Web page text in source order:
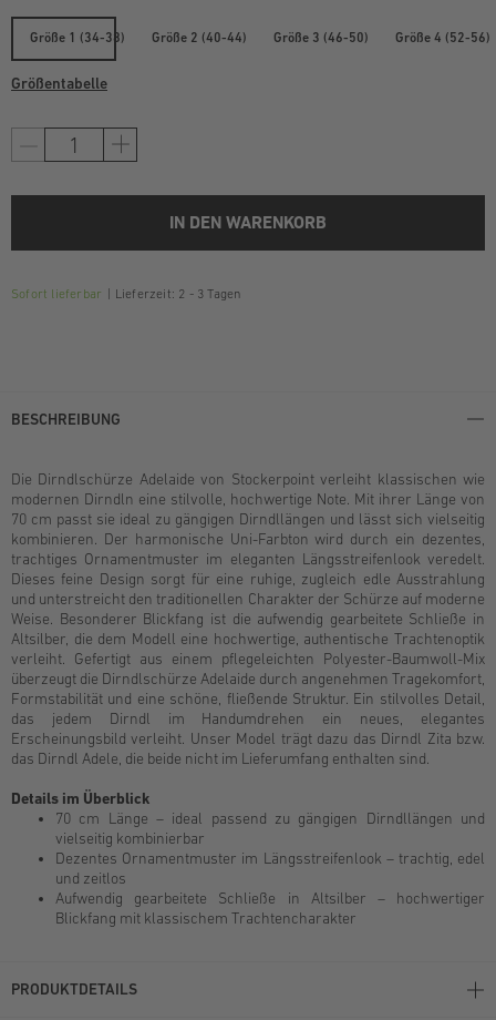
Größe 1 (34-38) Größe 2 (40-44) Größe 3 (46-50) Größe 4 (52-56)
Größentabelle
IN DEN WARENKORB
Sofort lieferbar Lieferzeit: 2 - 3 Tagen
BESCHREIBUNG
Die Dirndlschürze Adelaide von Stockerpoint verleiht klassischen wie
modernen Dirndln eine stilvolle, hochwertige Note. Mit ihrer Länge von
70 cm passt sie ideal zu gängigen Dirndllängen und lässt sich vielseitig
kombinieren. Der harmonische Uni-Farbton wird durch ein dezentes,
trachtiges Ornamentmuster im eleganten Längsstreifenlook veredelt.
Dieses feine Design sorgt für eine ruhige, zugleich edle Ausstrahlung
und unterstreicht den traditionellen Charakter der Schürze auf moderne
Weise. Besonderer Blickfang ist die aufwendig gearbeitete Schließe in
Altsilber, die dem Modell eine hochwertige, authentische Trachtenoptik
verleiht. Gefertigt aus einem pflegeleichten Polyester-Baumwoll-Mix
überzeugt die Dirndlschürze Adelaide durch angenehmen Tragekomfort,
Formstabilität und eine schöne, fließende Struktur. Ein stilvolles Detail,
das jedem Dirndl im Handumdrehen ein neues, elegantes
Erscheinungsbild verleiht. Unser Model trägt dazu das Dirndl Zita bzw.
das Dirndl Adele, die beide nicht im Lieferumfang enthalten sind.
Details im Überblick
70 cm Länge – ideal passend zu gängigen Dirndllängen und
vielseitig kombinierbar
Dezentes Ornamentmuster im Längsstreifenlook – trachtig, edel
und zeitlos
Aufwendig gearbeitete Schließe in Altsilber – hochwertiger
Blickfang mit klassischem Trachtencharakter
PRODUKTDETAILS